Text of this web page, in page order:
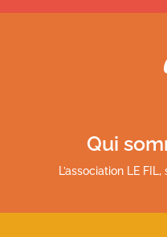
Qui
L’association LE